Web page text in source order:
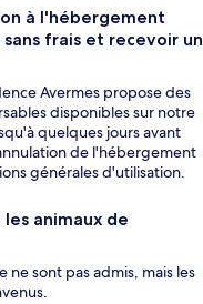
à l'hébergement
frais et recevoir un
Avermes propose des
disponibles sur notre
quelques jours avant
de l'hébergement
générales d'utilisation.
animaux de
ne sont pas admis, mais les